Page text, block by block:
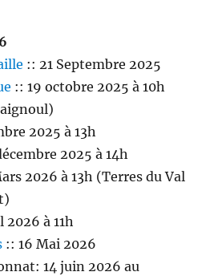
:: 21 Septembre 2025
:: 19 octobre 2025 à 10h
2025 à 13h
2025 à 14h
2026 à 13h (Terres du Val
à 11h
:: 16 Mai 2026
14 juin 2026 au